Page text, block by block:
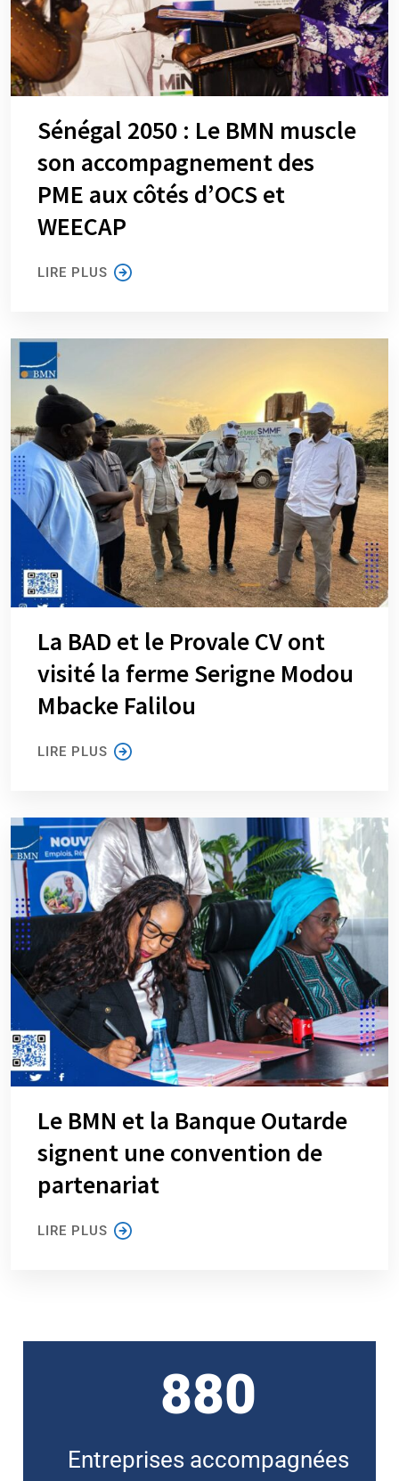
Sénégal 2050 : Le BMN muscle
son accompagnement des
PME aux côtés d’OCS et
WEECAP
LIRE PLUS
La BAD et le Provale CV ont
visité la ferme Serigne Modou
Mbacke Falilou
LIRE PLUS
Le BMN et la Banque Outarde
signent une convention de
partenariat
LIRE PLUS
965
Entreprises accompagnées​